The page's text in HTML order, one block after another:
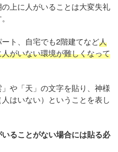
上に人がいることは大変失礼
ト、自宅でも2階建てなど人
がいない環境が難しくなって
や「天」の文字を貼り、神様
はいない）ということを表し
ることがない場合には貼る必